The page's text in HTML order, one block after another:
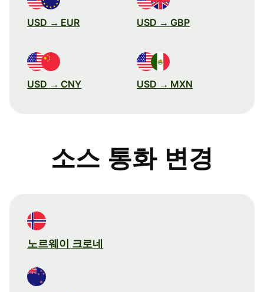
USD → EUR USD → GBP
USD → CNY USD → MXN
소스 통화 변경
노르웨이 크로네